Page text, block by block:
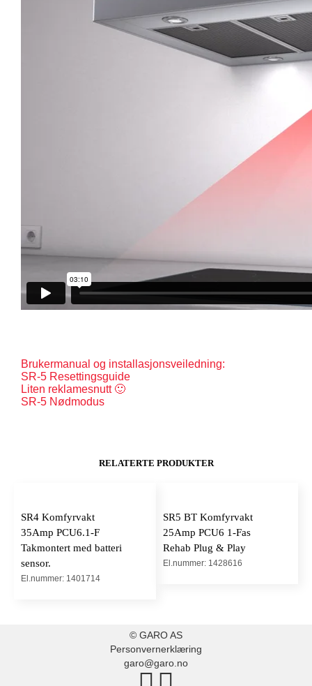
Brukermanual og installasjonsveiledning:
SR-5 Resettingsguide
Liten reklamesnutt 🙂
SR-5 Nødmodus
RELATERTE PRODUKTER
SR4 Komfyrvakt
35Amp PCU6.1-F
Takmontert med batteri
sensor.
El.nummer: 1401714
SR5 BT Komfyrvakt
25Amp PCU6 1-Fas
Rehab Plug & Play
El.nummer: 1428616
© GARO AS
Personvernerklæring
garo@garo.no